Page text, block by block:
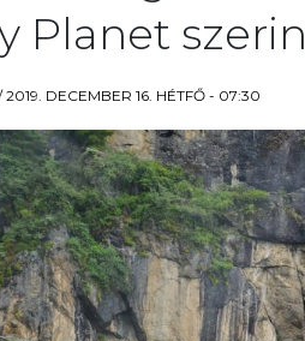
Planet
2019. DECEMBER 16. HÉTFŐ - 07:30